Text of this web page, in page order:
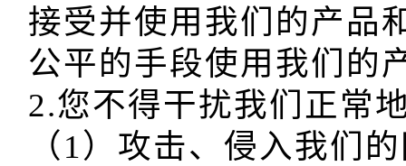
接受并使用我们的产品
公平的手段使用我们的
2.您不得干扰我们正常
（1）攻击、侵入我们